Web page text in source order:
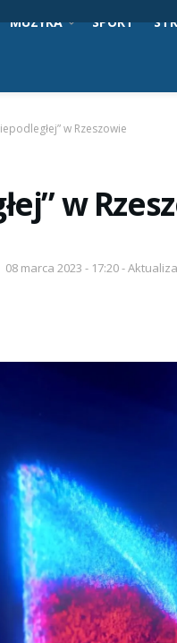
MUZYKA SPORT
w Rzeszowie
w
08 marca 2023 - 17:20 -